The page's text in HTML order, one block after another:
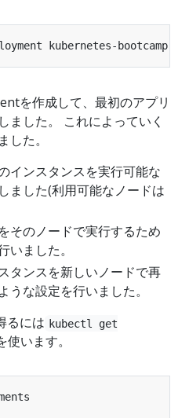
kubernetes-bootcamp --
を作成して、最初のアプリ
ました。 これによっていく
た。
インスタンスを実行可能な
ました(利用可能なノードは
そのノードで実行するため
いました。
タンスを新しいノードで再
うな設定を行いました。
るには kubectl get
使います。